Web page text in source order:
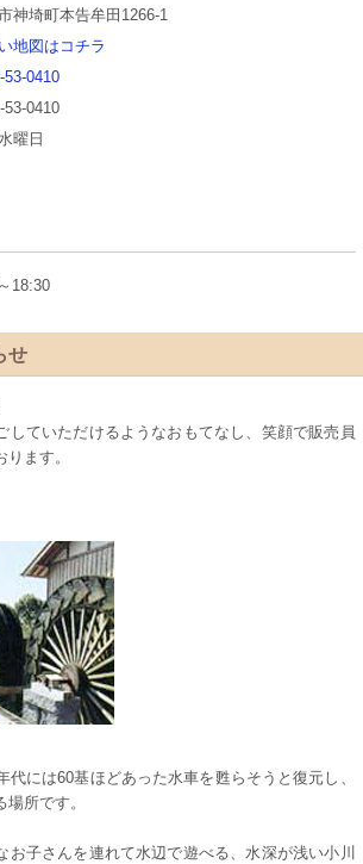
神埼町本告牟田1266-1
地図はコチラ
53-0410
53-0410
曜日
18:30
せ
していただけるようなおもてなし、笑顔で販売員
ます。
代には60基ほどあった水車を甦らそうと復元し、
所です。
お子さんを連れて水辺で遊べる、水深が浅い小川